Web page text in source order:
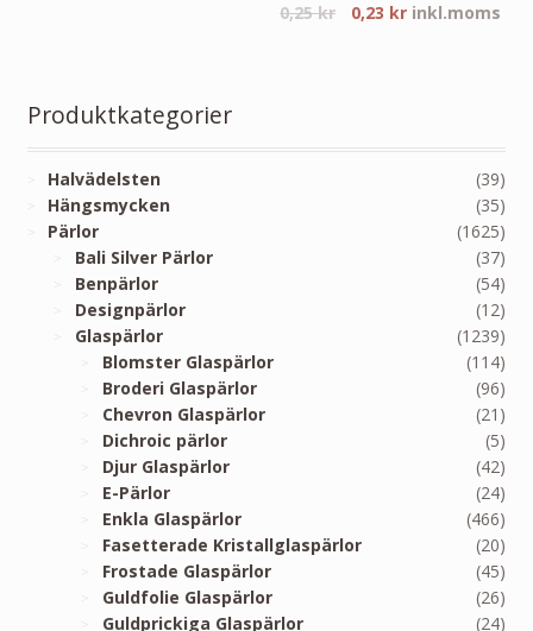
0,25kr 0,23 kr inkl.moms
Produktkategorier
Halvädelsten
(39)
Hängsmycken
(35)
Pärlor
(1625)
Bali Silver Pärlor
(37)
Benpärlor
(54)
Designpärlor
(12)
Glaspärlor
(1239)
Blomster Glaspärlor
(114)
Broderi Glaspärlor
(96)
Chevron Glaspärlor
(21)
Dichroic pärlor
(5)
Djur Glaspärlor
(42)
E-Pärlor
(24)
Enkla Glaspärlor
(466)
Fasetterade Kristallglaspärlor
(20)
Frostade Glaspärlor
(45)
Guldfolie Glaspärlor
(26)
Guldprickiga Glaspärlor
(24)